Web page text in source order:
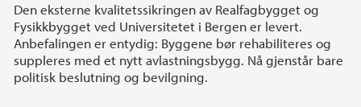
Den eksterne kvalitetssikringen av Realfagbygget og
Fysikkbygget ved Universitetet i Bergen er levert.
Anbefalingen er entydig: Byggene bør rehabiliteres og
suppleres med et nytt avlastningsbygg. Nå gjenstår bare
politisk beslutning og bevilgning.